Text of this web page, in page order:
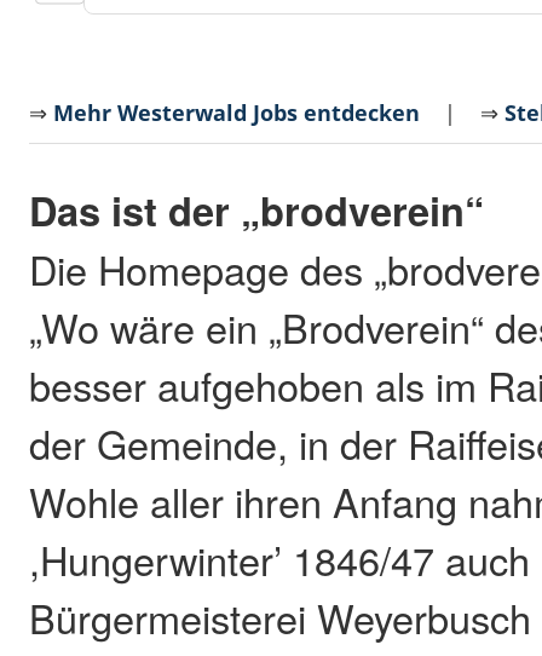
⇒ Mehr Westerwald Jobs entdecken | ⇒
Das ist der „brodverein“
Die Homepage des
„Wo wäre ein „Brodverein“
besser aufgehoben als im
der Gemeinde, in der
Wohle aller ihren Anfang
,Hungerwinter’ 1846/47
Bürgermeisterei